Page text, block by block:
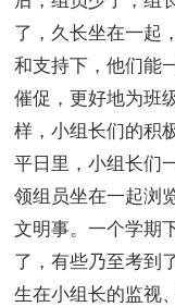
了，久长坐在一起
和支持下，他们能
催促，更好地为班
样，小组长们的积
平日里，小组长们
领组员坐在一起浏
文明事。一个学期
了，有些乃至考到
生在小组长的监视